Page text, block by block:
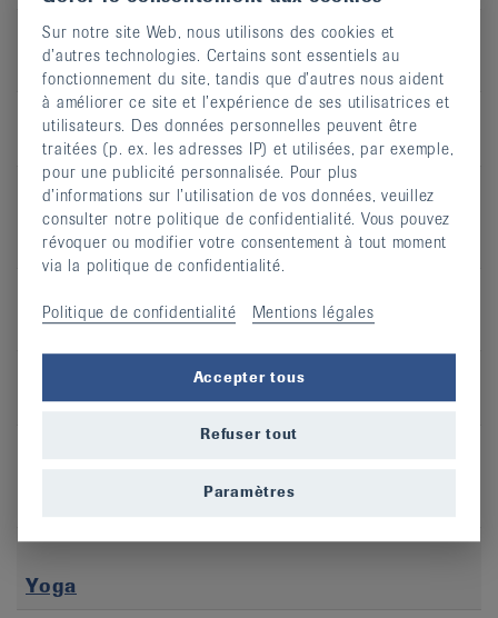
QI-GONG
Type de
cours
Cours en salle
Recommandé
en cas de
Arthrite, Arthrose, Ostéoporose,
Mal de dos, Rhumatisme des
parties molles
Eutonie
cours
Cours en salle
parties molles
Yoga
Sur notre site Web, nous utilisons des cookies et
d’autres technologies. Certains sont essentiels au
fonctionnement du site, tandis que d’autres nous aident
à améliorer ce site et l’expérience de ses utilisatrices et
utilisateurs. Des données personnelles peuvent être
traitées (p. ex. les adresses IP) et utilisées, par exemple,
pour une publicité personnalisée. Pour plus
d’informations sur l’utilisation de vos données, veuillez
consulter notre politique de confidentialité. Vous pouvez
révoquer ou modifier votre consentement à tout moment
via la politique de confidentialité.
Politique de confidentialité Mentions légales
Accepter tous
Refuser tout
Paramètres